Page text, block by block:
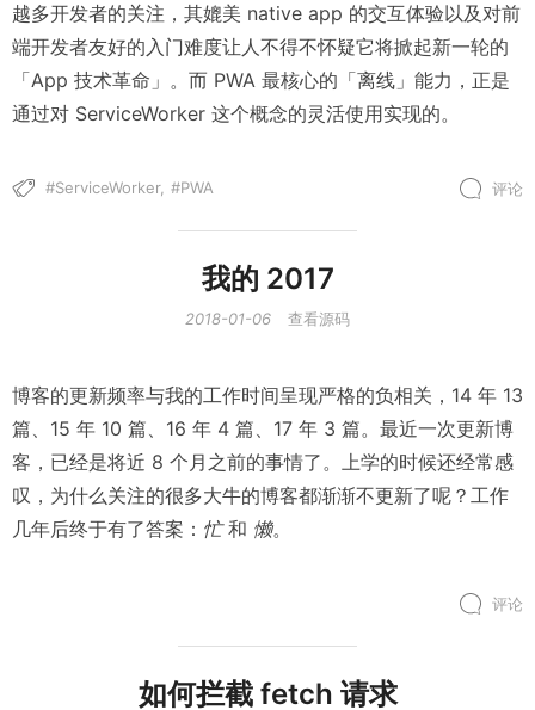
越多开发者的关注，其媲美 native app 的交互体验以及对前
端开发者友好的入门难度让人不得不怀疑它将掀起新一轮的
「App 技术革命」。而 PWA 最核心的「离线」能力，正是
通过对 ServiceWorker 这个概念的灵活使用实现的。
ServiceWorker PWA 评论
我的 2017
2018-01-06 查看源码
博客的更新频率与我的工作时间呈现严格的负相关，14 年 13
篇、15 年 10 篇、16 年 4 篇、17 年 3 篇。最近一次更新博
客，已经是将近 8 个月之前的事情了。上学的时候还经常感
叹，为什么关注的很多大牛的博客都渐渐不更新了呢？工作
几年后终于有了答案： 忙和 懒。
评论
如何拦截 fetch 请求